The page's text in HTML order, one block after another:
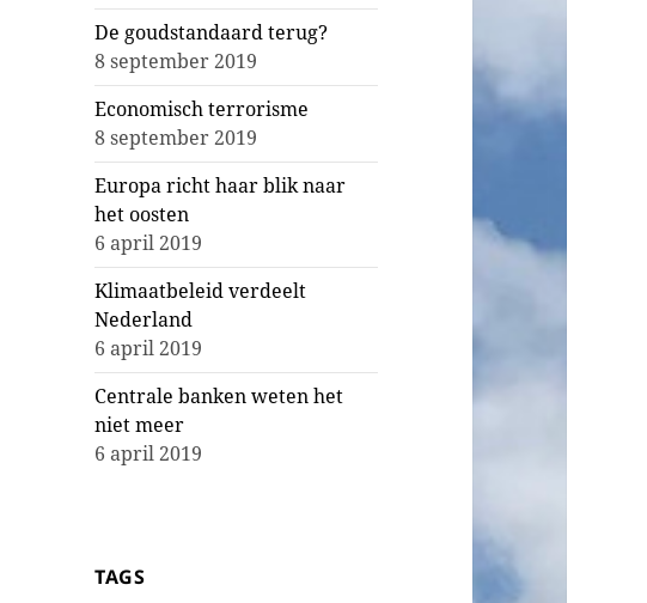
De goudstandaard terug?
8 september 2019
Economisch terrorisme
8 september 2019
Europa richt haar blik naar
het oosten
6 april 2019
Klimaatbeleid verdeelt
Nederland
6 april 2019
Centrale banken weten het
niet meer
6 april 2019
TAGS